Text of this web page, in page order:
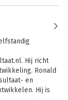
Hij richt
Ronald
en
Hij is